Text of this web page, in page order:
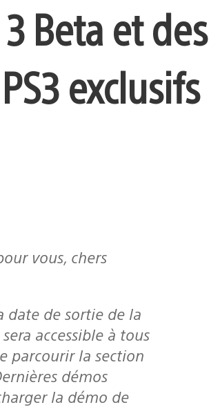
Beta et des
exclusifs
vous, chers
accessible à tous
parcourir la section
démos
la démo de